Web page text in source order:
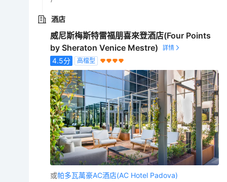
酒店
威尼斯梅斯特雷福朋喜來登酒店(Four Points
by Sheraton Venice Mestre)
4.5分 高檔型
或帕多瓦萬豪AC酒店(AC Hotel Padova)